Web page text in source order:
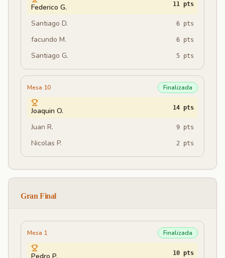
Federico G. 11 pts
Santiago D. 6 pts
facundo M. 6 pts
Santiago G. 5 pts
Mesa 10 Finalizada
Joaquin O. 14 pts
Juan R. 9 pts
Nicolas P. 2 pts
Gran Final
Mesa 1 Finalizada
10 pts